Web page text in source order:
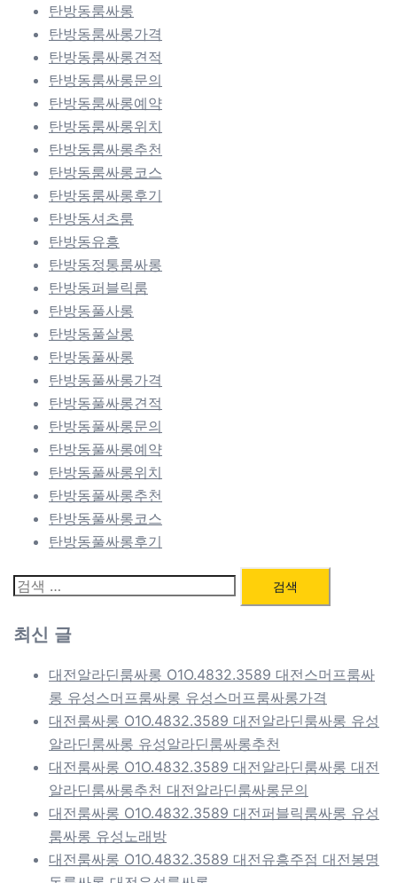
탄방동룸싸롱
탄방동룸싸롱가격
탄방동룸싸롱견적
탄방동룸싸롱문의
탄방동룸싸롱예약
탄방동룸싸롱위치
탄방동룸싸롱추천
탄방동룸싸롱코스
탄방동룸싸롱후기
탄방동셔츠룸
탄방동유흥
탄방동정통룸싸롱
탄방동퍼블릭룸
탄방동풀사롱
탄방동풀살롱
탄방동풀싸롱
탄방동풀싸롱가격
탄방동풀싸롱견적
탄방동풀싸롱문의
탄방동풀싸롱예약
탄방동풀싸롱위치
탄방동풀싸롱추천
탄방동풀싸롱코스
탄방동풀싸롱후기
검
최신 글
대전알라딘룸싸롱 O1O.4832.3589 대전스머프룸싸
롱 유성스머프룸싸롱 유성스머프룸싸롱가격
대전룸싸롱 O1O.4832.3589 대전알라딘룸싸롱 유성
알라딘룸싸롱 유성알라딘룸싸롱추천
대전룸싸롱 O1O.4832.3589 대전알라딘룸싸롱 대전
알라딘룸싸롱추천 대전알라딘룸싸롱문의
대전룸싸롱 O1O.4832.3589 대전퍼블릭룸싸롱 유성
룸싸롱 유성노래방
대전룸싸롱 O1O.4832.3589 대전유흥주점 대전봉명